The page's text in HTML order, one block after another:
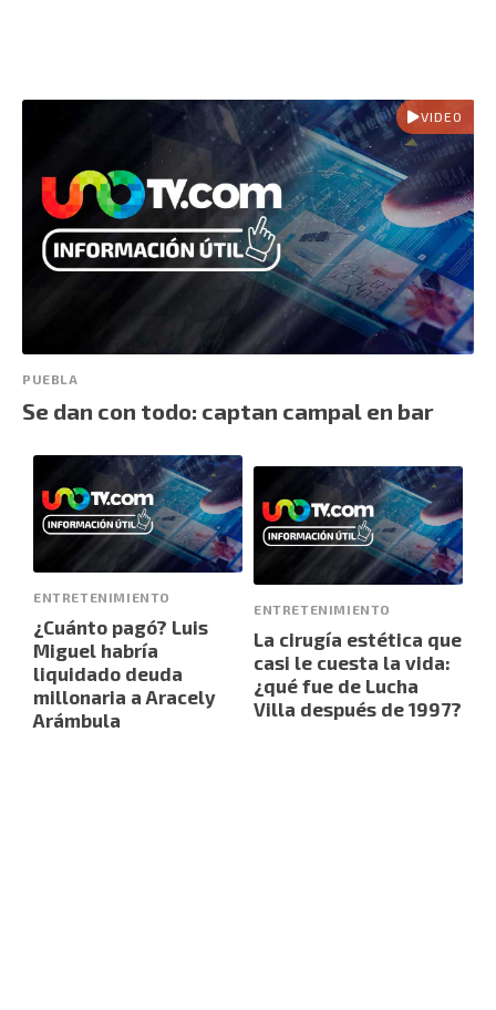
VIDEO
PUEBLA
Se dan con todo: captan campal en bar
ENTRETENIMIENTO
¿Cuánto pagó? Luis
Miguel habría
liquidado deuda
millonaria a Aracely
Arámbula
ENTRETENIMIENTO
La cirugía estética que
casi le cuesta la vida:
¿qué fue de Lucha
Villa después de 1997?